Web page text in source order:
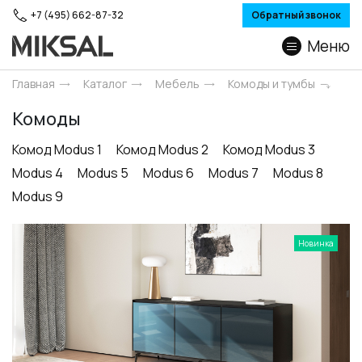
+7 (495) 662-87-32 Обратный звонок
Меню
Главная Каталог Мебель Комоды и тумбы
Комоды
Комод Modus 1 Комод Modus 2
Комод Modus 3
Modus 4
Modus 5 Modus 6 Modus 7
Modus 8
Modus 9
Новинка